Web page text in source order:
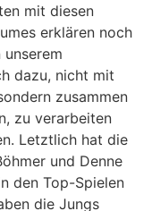
mit diesen
erklären noch
dazu, nicht mit
zusammen
zu verarbeiten
Letztlich hat die
und Denne
den Top-Spielen
die Jungs